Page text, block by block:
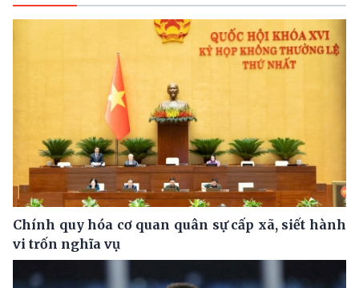
Chính quy hóa cơ quan quân sự cấp xã, siết hành
vi trốn nghĩa vụ